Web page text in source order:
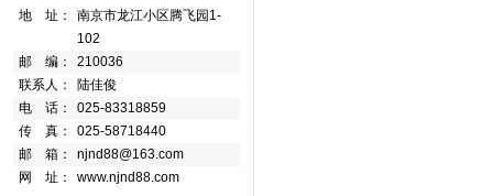
地 址：
南京市龙江小区腾飞园1-
102
邮 编：
210036
联系人：
陆佳俊
电 话：
025-83318859
传 真：
025-58718440
邮 箱：
njnd88@163.com
网 址：
www.njnd88.com